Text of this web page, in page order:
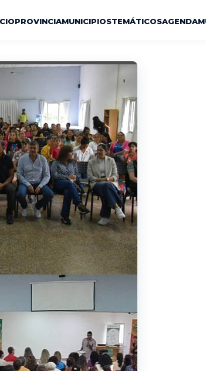
PROVINCIAMUNICIPIOSTEMÁTICOSAGENDA